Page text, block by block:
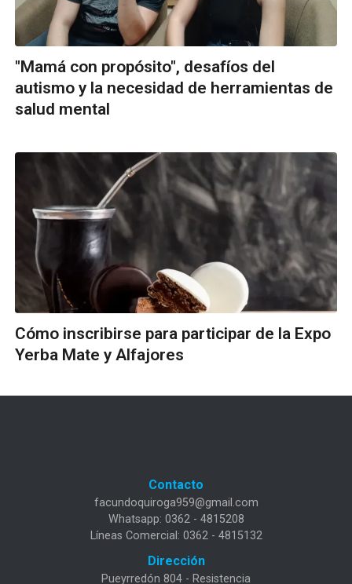
"Mamá con propósito", desafíos del
autismo y la necesidad de herramientas de
salud mental
Cómo inscribirse para participar de la Expo
Yerba Mate y Alfajores
Contacto
facundoquiroga959@gmail.com
Whatsapp: 0362 - 4815208
Líneas Comercial: 0362 - 4815132
Dirección
Pueyrredón 804 - Resistencia